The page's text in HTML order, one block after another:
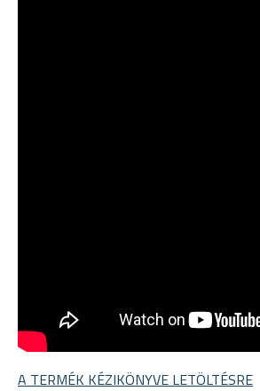
A TERMÉK KÉZIKÖNYVE LETÖLTÉSRE